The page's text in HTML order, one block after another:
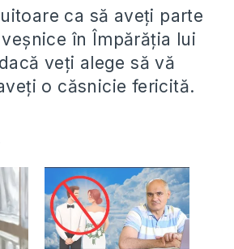
ca să aveţi parte
în Împărăţia lui
veţi alege să vă
o căsnicie fericită.